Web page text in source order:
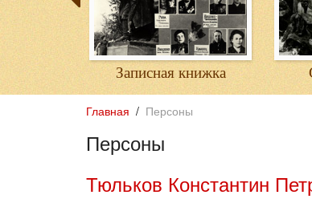
Записная книжка
Главная Персоны
Персоны
Тюльков Константин